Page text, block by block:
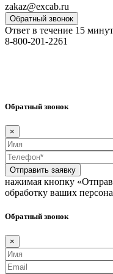
zakaz@excab.ru
Обратный звонок
Ответ в течение 15 минут
8-800-201-2261
Обратный звонок
×
Отправить заявку
нажимая кнопку
обработку ваших
Обратный звонок
×